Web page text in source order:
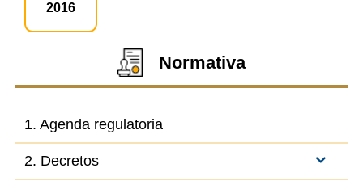
2016
Normativa
1. Agenda regulatoria
2. Decretos